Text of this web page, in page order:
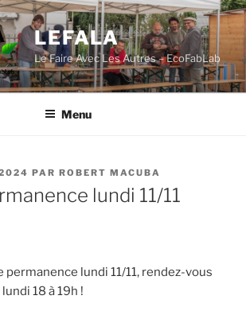
LEFALA
Le Faire Avec Les Autres – EcoFabLab
Menu
PAR ROBERT MACUBA
lundi 11/11
permanence lundi 11/11, rendez-vous
18 à 19h !